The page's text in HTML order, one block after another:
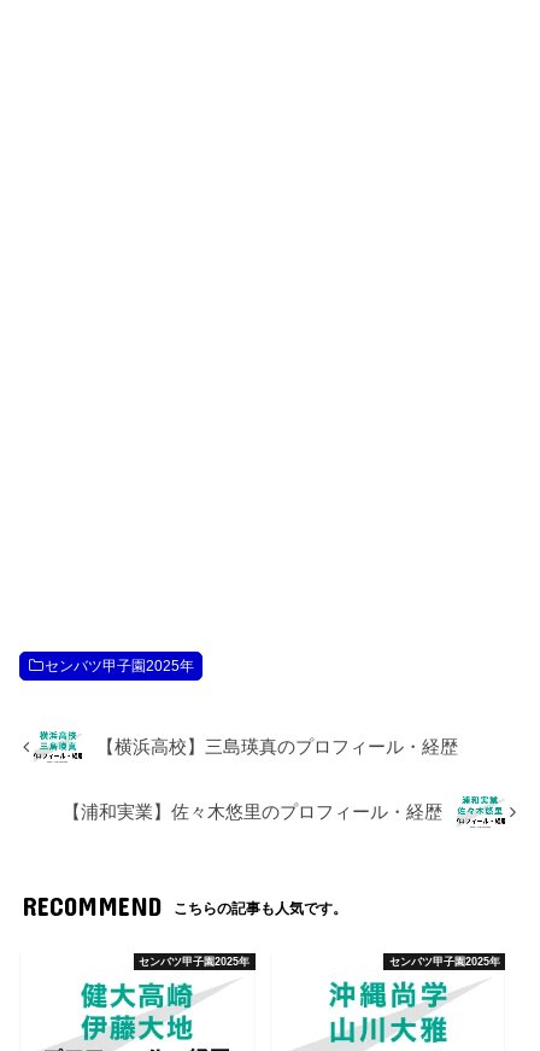
センバツ甲子園2025年
【横浜高校】三島瑛真のプロフィール・経歴
【浦和実業】佐々木悠里のプロフィール・経歴
RECOMMEND こちらの記事も人気です。
センバツ甲子園2025年 センバツ甲子園2025年